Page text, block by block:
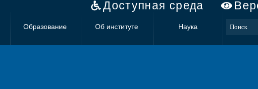
Доступная среда
Образование Об институте Наука